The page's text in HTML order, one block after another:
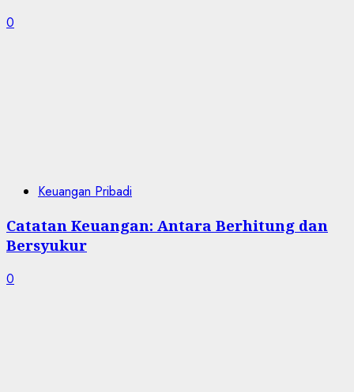
0
Keuangan Pribadi
Catatan Keuangan: Antara Berhitung dan
Bersyukur
0